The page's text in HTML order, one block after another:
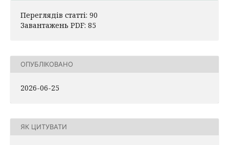
Переглядів статті: 90
Завантажень PDF: 85
ОПУБЛІКОВАНО
2026-06-25
ЯК ЦИТУВАТИ